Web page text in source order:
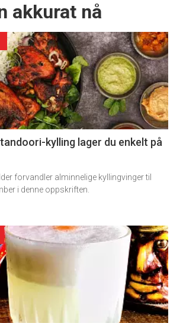
akkurat nå
kylling lager du enkelt på
forvandler alminnelige kyllingvinger til
i denne oppskriften.